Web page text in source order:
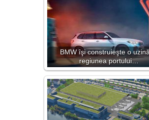
BMW îşi construieşte o
regiunea portului…